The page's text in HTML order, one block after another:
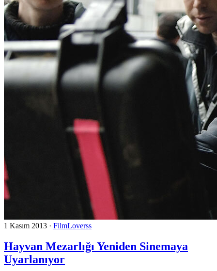
1 Kasım 2013 · FilmLoverss
Hayvan Mezarlığı Yeniden Sinemaya
Uyarlanıyor